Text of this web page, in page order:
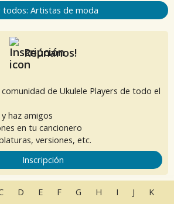
todos: Artistas de moda
Reúnanos!
de Ukulele Players de todo el
haz amigos
en tu cancionero
versiones, etc.
Inscripción
D E F G H I J K